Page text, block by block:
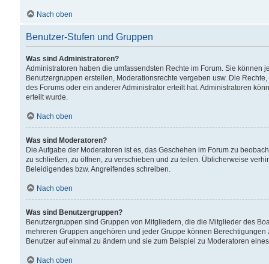
Nach oben
Benutzer-Stufen und Gruppen
Was sind Administratoren?
Administratoren haben die umfassendsten Rechte im Forum. Sie können
Benutzergruppen erstellen, Moderationsrechte vergeben usw. Die
des Forums oder ein anderer Administrator erteilt hat. Administratoren
erteilt wurde.
Nach oben
Was sind Moderatoren?
Die Aufgabe der Moderatoren ist es, das Geschehen im Forum zu
zu schließen, zu öffnen, zu verschieben und zu teilen. Üblicherweise
Beleidigendes bzw. Angreifendes schreiben.
Nach oben
Was sind Benutzergruppen?
Benutzergruppen sind Gruppen von Mitgliedern, die die Mitglieder des
mehreren Gruppen angehören und jeder Gruppe können
Benutzer auf einmal zu ändern und sie zum Beispiel zu Moderatoren
Nach oben